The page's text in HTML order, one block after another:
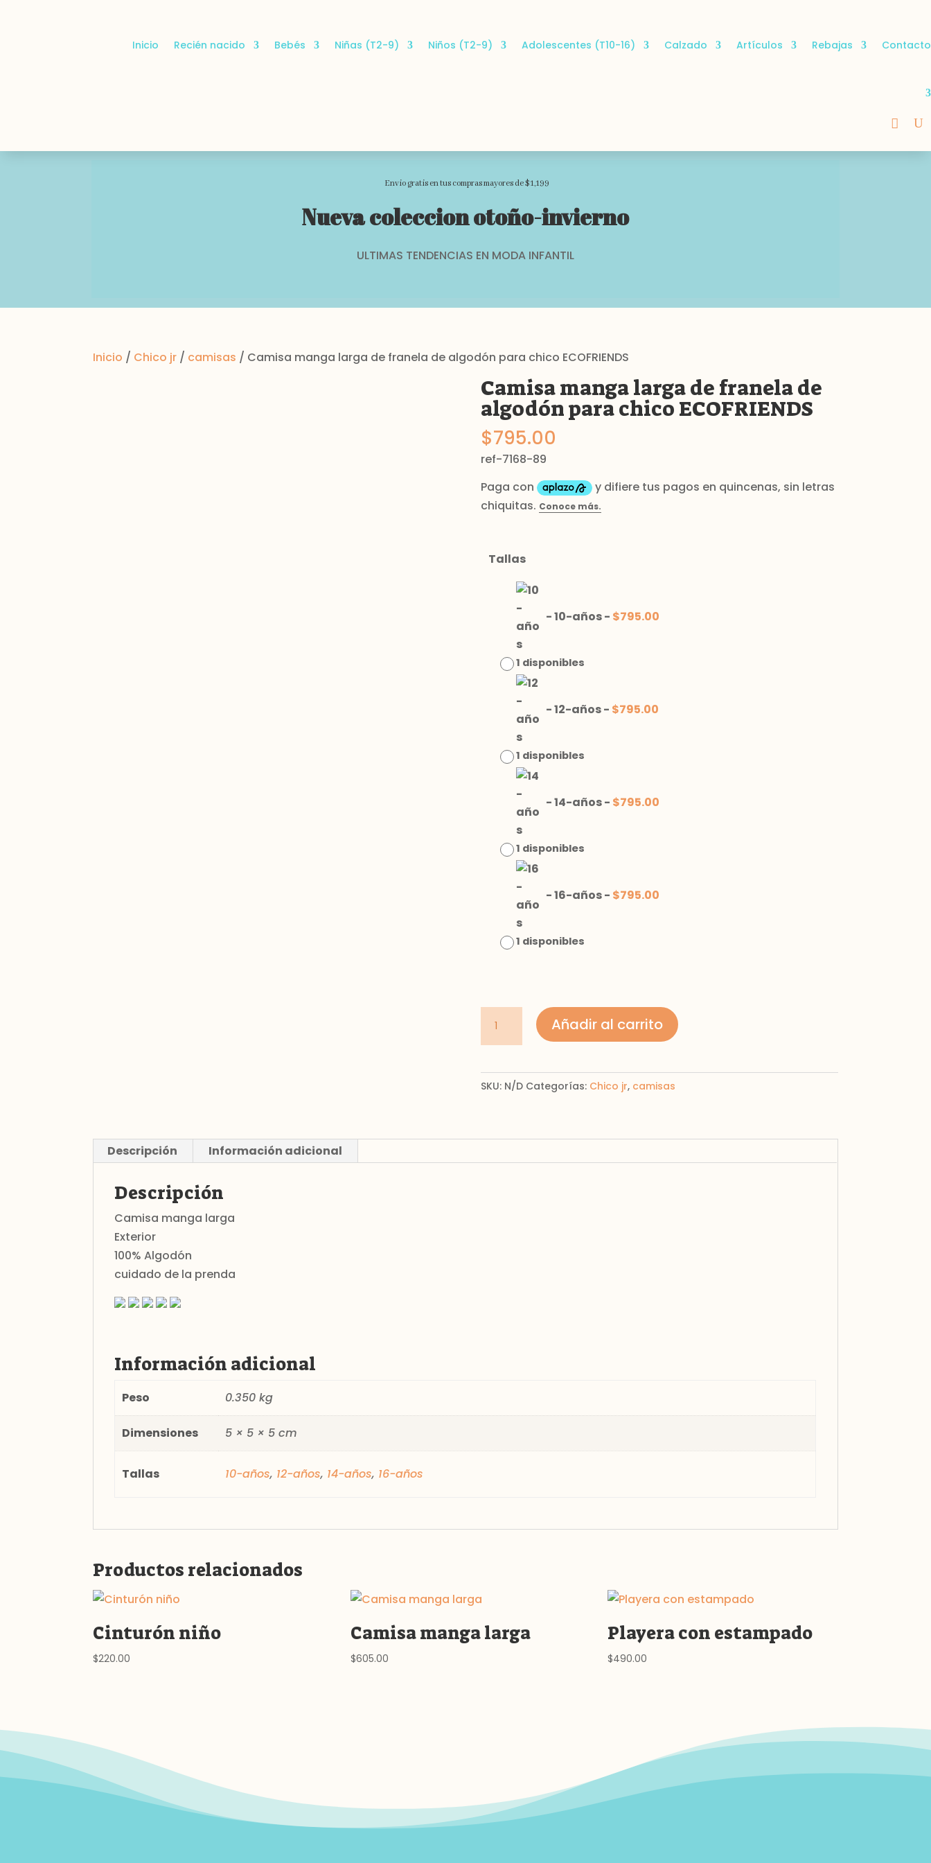
Inicio Recién nacido Bebés Niñas (T2-9) Niños (T2-9) Adolescentes (T10-16) Calzado Artículos Rebajas Contacto
Envio gratis en tus compras mayores de $1,199
Nueva coleccion otoño-invierno
ULTIMAS TENDENCIAS EN MODA INFANTIL
Inicio / Chico jr / camisas / Camisa manga larga de franela de algodón para chico ECOFRIENDS
Camisa manga larga de franela de
algodón para chico ECOFRIENDS
$795.00
ref-7168-89
Tallas
-10-años- $795.00
1 disponibles
-12-años- $795.00
1 disponibles
-14-años- $795.00
1 disponibles
-16-años- $795.00
1 disponibles
manga
de
franela
chico
Añadir al carrito
SKU: N/D Categorías: Chico jr, camisas
Descripción Información adicional
Descripción
Camisa manga larga
Exterior
100% Algodón
cuidado de la prenda
Información adicional
Peso 0.350 kg
Dimensiones 5 × 5 × 5 cm
Tallas 10-años, 12-años, 14-años, 16-años
Productos relacionados
Cinturón niño
$220.00
Camisa manga larga
$605.00
Playera con estampado
$490.00